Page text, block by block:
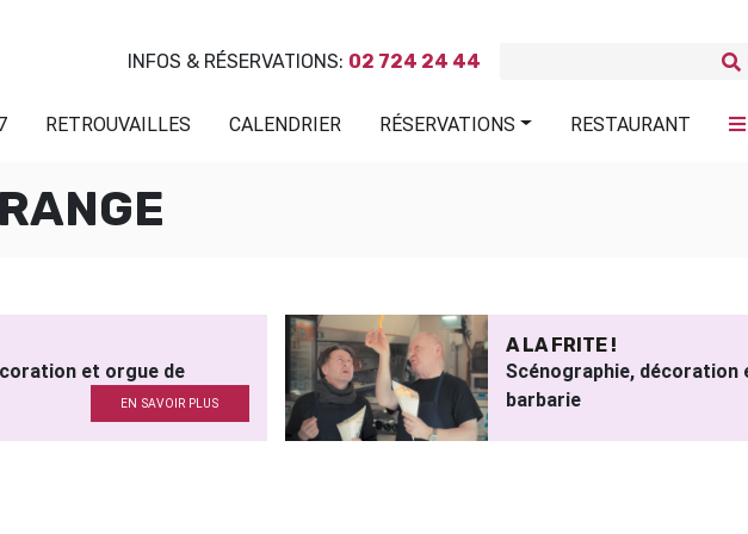
INFOS & RÉSERVATIONS: 02 724 24 44
RETROUVAILLES CALENDRIER RÉSERVATIONS RESTAURANT
et orgue de
EN SAVOIR PLUS
A LA FRITE !
Scénographie, décoration
barbarie